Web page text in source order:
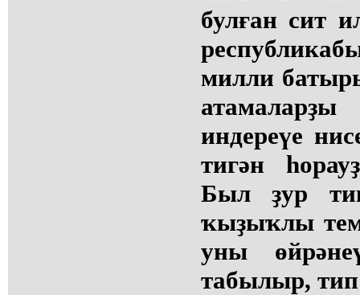
булған сит
милли
индереүе
тигән
Был ҙур
ҡыҙыҡлы
уны
табылыр,